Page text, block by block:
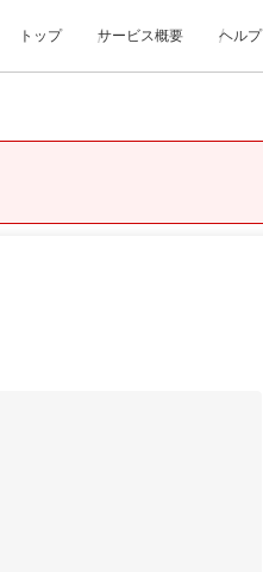
トップ サービス概要 ヘルプ